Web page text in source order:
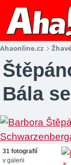
Ahaonline.cz
Bála
31 fotografií
v galerii